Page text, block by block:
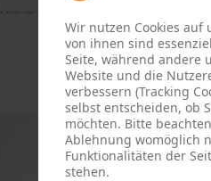
Wir nutzen Cookies auf
von ihnen sind
Seite, während andere
Website und die
verbessern (Tracking
selbst entscheiden, ob
möchten. Bitte
Ablehnung womöglich
Funktionalitäten der
stehen.